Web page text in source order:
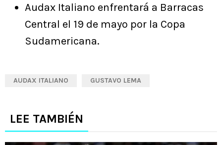
Audax Italiano enfrentará a Barracas
Central el 19 de mayo por la Copa
Sudamericana.
AUDAX ITALIANO GUSTAVO LEMA
LEE TAMBIÉN